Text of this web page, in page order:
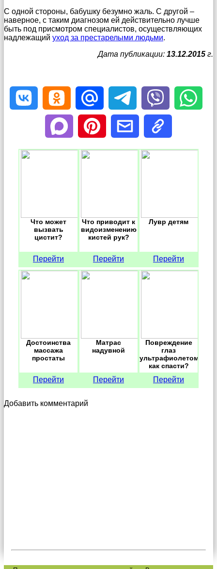
С одной стороны, бабушку безумно жаль. С другой –
наверное, с таким диагнозом ей действительно лучше
быть под присмотром специалистов, осуществляющих
надлежащий уход за престарелыми людьми.
Дата публикации: 13.12.2015 г.
Что может
вызвать
цистит?
Перейти
Что приводит к
видоизменению
кистей рук?
Перейти
Лувр детям
Перейти
Достоинства
массажа
простаты
Перейти
Матрас
надувной
Перейти
Повреждение
глаз
ультрафиолетом:
как спасти?
Перейти
Добавить комментарий